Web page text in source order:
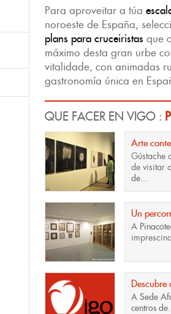
Para aproveitar a túa
noroeste de España,
plans para cruceiristas que
máximo desta gran urbe
vitalidade, con animadas
gastronomía única en
QUE FACER EN VIGO :
Arte
Gústache
de visitar
de...
Un
A
Descubre
A Sede
centros